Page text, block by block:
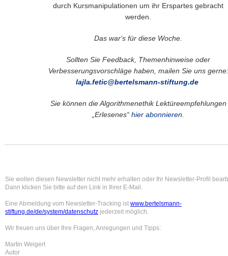
durch Kursmanipulationen um ihr Erspartes gebracht
werden.
Das war‘s für diese Woche.
Sollten Sie Feedback, Themenhinweise oder
Verbesserungsvorschläge haben, mailen Sie uns gerne:
lajla.fetic@bertelsmann-stiftung.de
Sie können die Algorithmenethik Lektüreempfehlungen
„Erlesenes“ hier abonnieren
Sie wollen diesen Newsletter nicht mehr erhalten oder Ihr Newsletter-Profil
Dann klicken Sie bitte auf den Link in Ihrer E-Mail.
Eine Abmeldung vom Newsletter-Tracking ist www.bertelsmann-
stiftung.de/de/system/datenschutz jederzeit möglich.
Wir freuen uns über Ihre Fragen, Anregungen und Tipps:
Martin Weigert
Autor